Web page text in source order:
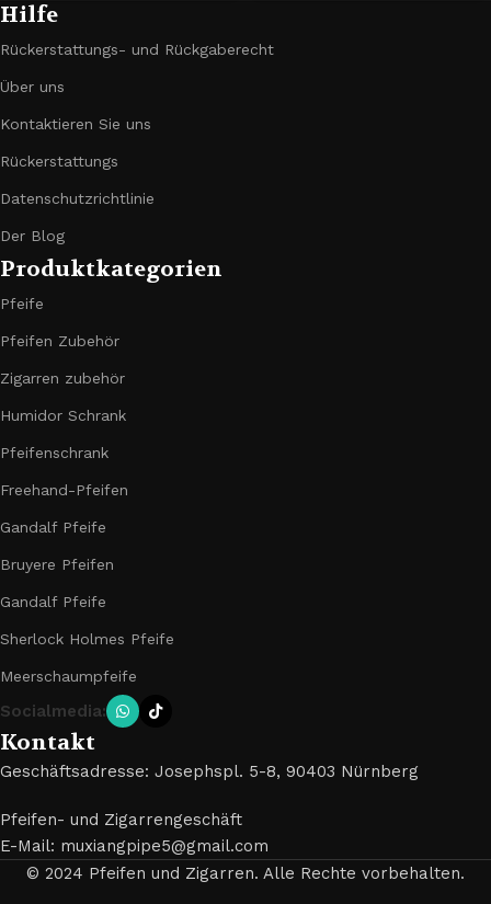
Hilfe
Rückerstattungs- und Rückgaberecht
Über uns
Kontaktieren Sie uns
Rückerstattungs
Datenschutzrichtlinie
Der Blog
Produktkategorien
Pfeife
Pfeifen Zubehör
Zigarren zubehör
Humidor Schrank
Pfeifenschrank
Freehand-Pfeifen
Gandalf Pfeife
Bruyere Pfeifen
Gandalf Pfeife
Sherlock Holmes Pfeife
Meerschaumpfeife
Socialmedia:
Kontakt
Geschäftsadresse: Josephspl. 5-8, 90403 Nürnberg
Pfeifen- und Zigarrengeschäft
E-Mail: muxiangpipe5@gmail.com
© 2024 Pfeifen und Zigarren. Alle Rechte vorbehalten.